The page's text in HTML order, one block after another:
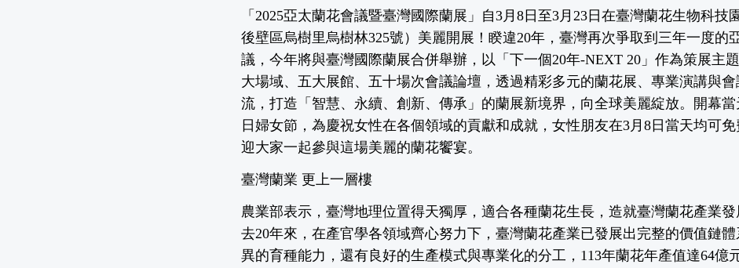
「2025亞太蘭花會議暨臺灣國際蘭展」自3月8日至3月23日在臺灣蘭花生物科技
後壁區烏樹里烏樹林325號）美麗開展！睽違20年，臺灣再次爭取到三年一度的
議，今年將與臺灣國際蘭展合併舉辦，以「下一個20年-NEXT 20」作為策展主
大場域、五大展館、五十場次會議論壇，透過精彩多元的蘭花展、專業演講與會
流，打造「智慧、永續、創新、傳承」的蘭展新境界，向全球美麗綻放。開幕當
日婦女節，為慶祝女性在各個領域的貢獻和成就，女性朋友在3月8日當天均可
迎大家一起參與這場美麗的蘭花饗宴。
臺灣蘭業 更上一層樓
農業部表示，臺灣地理位置得天獨厚，適合各種蘭花生長，造就臺灣蘭花產業發
去20年來，在產官學各領域齊心努力下，臺灣蘭花產業已發展出完整的價值鏈
異的育種能力，還有良好的生產模式與專業化的分工，113年蘭花年產值達64億